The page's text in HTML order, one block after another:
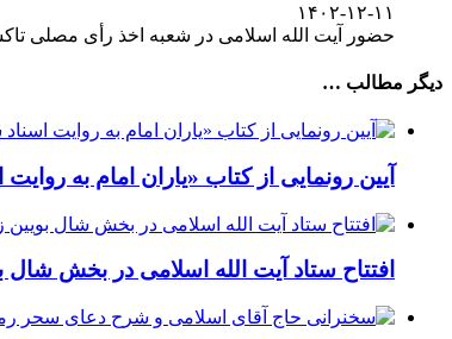
۱۴۰۲-۱۲-۱۱
حضور آیت الله اسلامی در شعبه اخذ رأی مصلی
دیگر مطالب …
آیین رونمایی از کتاب «یاران امام به
افتتاح ستاد آیت الله اسلامی در بخش